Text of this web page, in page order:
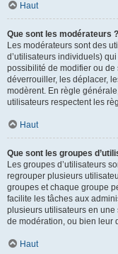
Haut
Que sont les modérateurs ?
Les modérateurs sont des
d’utilisateurs individuels)
possibilité de modifier ou
déverrouiller, les déplacer,
modèrent. En règle
utilisateurs respectent les
Haut
Que sont les groupes
Les groupes d’utilisateurs
regrouper plusieurs
groupes et chaque groupe
facilite les tâches aux
plusieurs utilisateurs en
de modération, ou bien leur
Haut